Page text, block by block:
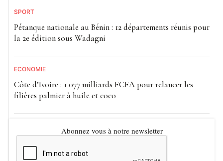
SPORT
Pétanque nationale au Bénin : 12 départements réunis pour
la 2e édition sous Wadagni
ECONOMIE
Côte d’Ivoire : 1 077 milliards FCFA pour relancer les
filières palmier à huile et coco
Abonnez vous à notre newsletter